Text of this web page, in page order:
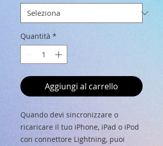
Quantità *
Aggiungi al carrello
Quando devi sincronizzare o
ricaricare il tuo iPhone, iPad o iPod
con connettore Lightning, puoi